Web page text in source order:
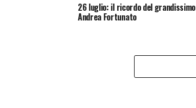
26 luglio: il ricordo del grandissimo
Andrea Fortunato